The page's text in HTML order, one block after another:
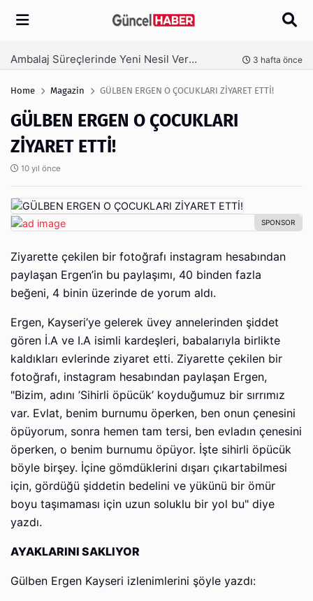
Arama
Ambalaj Süreçlerinde Yeni Nesil Verimliliği Olimpack ile Yakalayın 3 hafta önce
Home Magazin GÜLBEN ERGEN O ÇOCUKLARI ZİYARET ETTİ!
GÜLBEN ERGEN O ÇOCUKLARI
ZİYARET ETTİ!
10 yıl önce
Ziyarette çekilen bir fotoğrafı instagram hesabından
paylaşan Ergen’in bu paylaşımı, 40 binden fazla
beğeni, 4 binin üzerinde de yorum aldı.
Ergen, Kayseri’ye gelerek üvey annelerinden şiddet
gören İ.A ve I.A isimli kardeşleri, babalarıyla birlikte
kaldıkları evlerinde ziyaret etti. Ziyarette çekilen bir
fotoğrafı, instagram hesabından paylaşan Ergen,
"Bizim, adını ’Sihirli öpücük’ koyduğumuz bir sırrımız
var. Evlat, benim burnumu öperken, ben onun çenesini
öpüyorum, sonra hemen tam tersi, ben evladın çenesini
öperken, o benim burnumu öpüyor. İşte sihirli öpücük
böyle birşey. İçine gömdüklerini dışarı çıkartabilmesi
için, gördüğü şiddetin bedelini ve yükünü bir ömür
boyu taşımaması için uzun soluklu bir yol bu" diye
yazdı.
AYAKLARINI SAKLIYOR
Gülben Ergen Kayseri izlenimlerini şöyle yazdı: